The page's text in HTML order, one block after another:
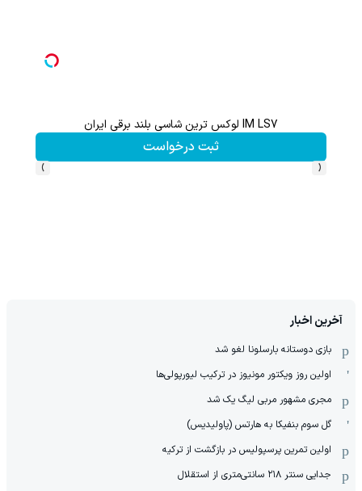
ثبت درخواست
از آیفون 17 تا پلی استیشن 5 جایزه ببر 🎮😍📱 | بازی کن ، گردونه بچرخون
‹
›
آخرین اخبار
بازی دوستانه بارسلونا لغو شد
اولین روز ویکتور مونیوز در ترکیب لیورپولی‌ها
مجری مشهور مربی لیگ یک شد
گل سوم بنفیکا به هارتس (پاولیدیس)
اولین تمرین پرسپولیس در بازگشت از ترکیه
جدایی سنتر ۲۱۸ سانتی‌متری از استقلال